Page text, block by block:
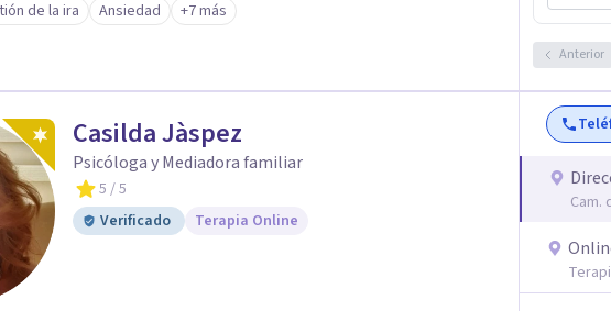
tanto de forma presencial (Granada), como online.
de la ira Ansiedad +7 más
Anterior
Casilda Jàspez
Psicóloga y Mediadora familiar
5 / 5
Verificado
Terapia Online
Cam.